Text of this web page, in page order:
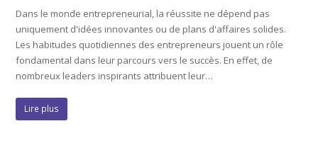
Dans le monde entrepreneurial, la réussite ne dépend pas
uniquement d'idées innovantes ou de plans d'affaires solides.
Les habitudes quotidiennes des entrepreneurs jouent un rôle
fondamental dans leur parcours vers le succès. En effet, de
nombreux leaders inspirants attribuent leur…
Lire plus